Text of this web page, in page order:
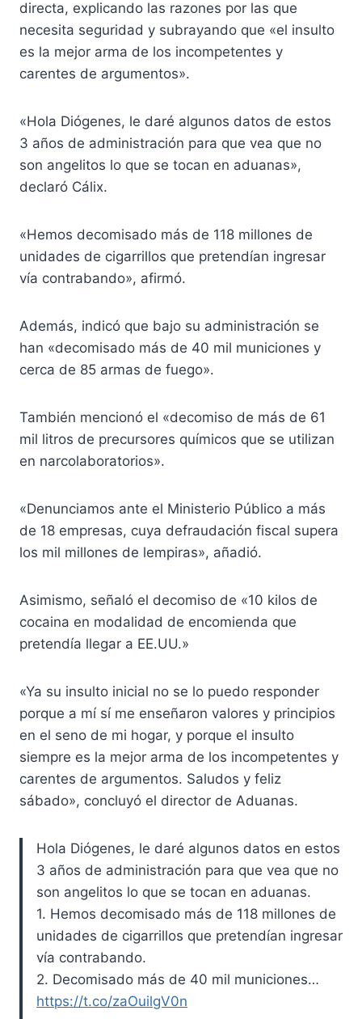
directa, explicando las razones por las que
necesita seguridad y subrayando que «el insulto
es la mejor arma de los incompetentes y
carentes de argumentos».
«Hola Diógenes, le daré algunos datos de estos
3 años de administración para que vea que no
son angelitos lo que se tocan en aduanas»,
declaró Cálix.
«Hemos decomisado más de 118 millones de
unidades de cigarrillos que pretendían ingresar
vía contrabando», afirmó.
Además, indicó que bajo su administración se
han «decomisado más de 40 mil municiones y
cerca de 85 armas de fuego».
También mencionó el «decomiso de más de 61
mil litros de precursores químicos que se utilizan
en narcolaboratorios».
«Denunciamos ante el Ministerio Público a más
de 18 empresas, cuya defraudación fiscal supera
los mil millones de lempiras», añadió.
Asimismo, señaló el decomiso de «10 kilos de
cocaina en modalidad de encomienda que
pretendía llegar a EE.UU.»
«Ya su insulto inicial no se lo puedo responder
porque a mí sí me enseñaron valores y principios
en el seno de mi hogar, y porque el insulto
siempre es la mejor arma de los incompetentes y
carentes de argumentos. Saludos y feliz
sábado», concluyó el director de Aduanas.
Hola Diógenes, le daré algunos datos en estos
3 años de administración para que vea que no
son angelitos lo que se tocan en aduanas.
1. Hemos decomisado más de 118 millones de
unidades de cigarrillos que pretendían ingresar
vía contrabando.
2. Decomisado más de 40 mil municiones…
https://t.co/zaOuilgV0n